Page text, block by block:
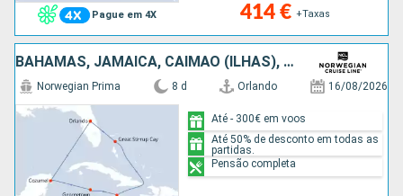
Pague em 4X 414 € +Taxas
BAHAMAS, JAMAICA, CAIMÃO (ILHAS), CARAIBAS - MEXICO, ESTADOS UNIDOS
Norwegian Prima 8 d Orlando 16/08/2026
Até - 300€ em voos
Até 50% de desconto em todas as
partidas.
Pensão completa